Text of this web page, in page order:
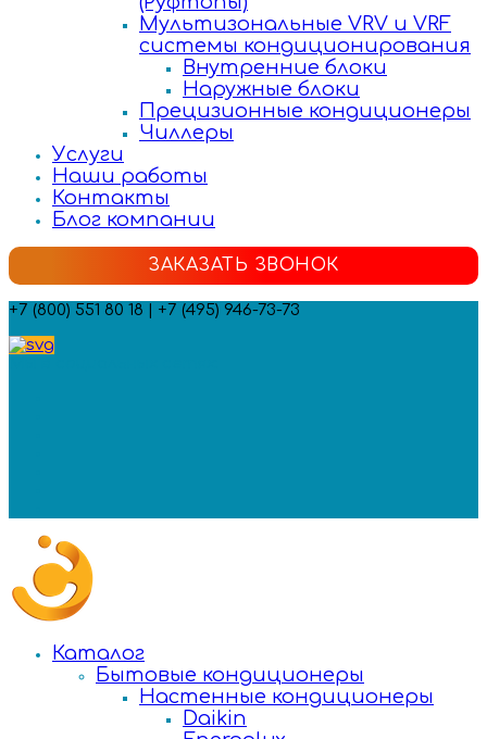
Мультизональные VRV и VRF
системы кондиционирования
Внутренние блоки
Наружные блоки
Прецизионные кондиционеры
Чиллеры
Услуги
Наши работы
Контакты
Блог компании
ЗАКАЗАТЬ ЗВОНОК
+7 (800) 551 80 18 | +7 (495) 946-73-73
Каталог
Бытовые кондиционеры
Настенные кондиционеры
Daikin